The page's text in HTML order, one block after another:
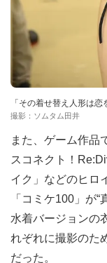
「その着せ替え人形は
撮影：ソムタム田井
また、ゲーム作品
スコネクト！
イク」などのヒロ
「コミケ100」が“
水着バージョンの
れぞれに撮影のた
だった。